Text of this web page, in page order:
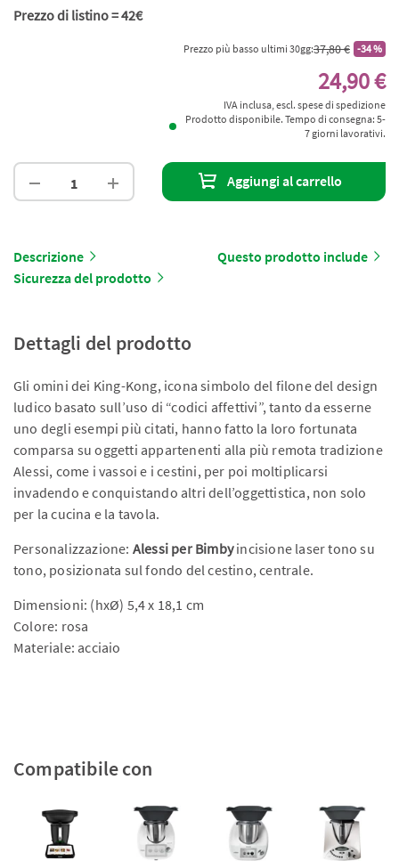
Prezzo di listino = 42€
Prezzo più basso ultimi 30gg:37,80 € -34 %
24,90 €
IVA inclusa, escl. spese di spedizione
Prodotto disponibile. Tempo di consegna: 5-
7 giorni lavorativi.
Aggiungi al carrello
Descrizione
Questo prodotto include
Sicurezza del prodotto
Dettagli del prodotto
Gli omini dei King-Kong, icona simbolo del filone del design
ludico basato sull’uso di “codici affettivi”, tanto da esserne
uno degli esempi più citati, hanno fatto la loro fortunata
comparsa su oggetti appartenenti alla più remota tradizione
Alessi, come i vassoi e i cestini, per poi moltiplicarsi
invadendo e conquistando altri dell’oggettistica, non solo
per la cucina e la tavola.
Personalizzazione: Alessi per Bimbyincisione laser tono su
tono, posizionata sul fondo del cestino, centrale.
Dimensioni: (hxØ) 5,4 x 18,1 cm
Colore: rosa
Materiale: acciaio
Compatibile con